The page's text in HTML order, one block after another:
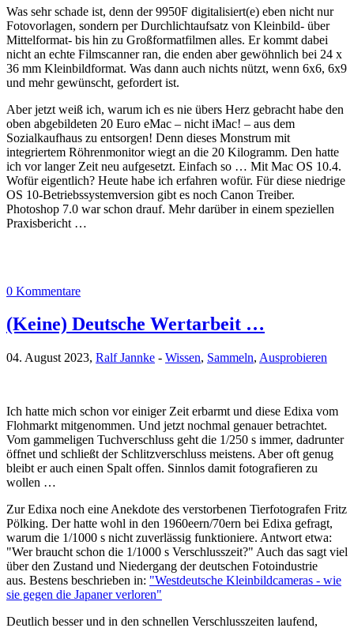
Was sehr schade ist, denn der 9950F digitalisiert(e) eben nicht nur
Fotovorlagen, sondern per Durchlichtaufsatz von Kleinbild- über
Mittelformat- bis hin zu Großformatfilmen alles. Er kommt dabei
nicht an echte Filmscanner ran, die enden aber gewöhnlich bei 24 x
36 mm Kleinbildformat. Was dann auch nichts nützt, wenn 6x6, 6x9
und mehr gewünscht, gefordert ist.
Aber jetzt weiß ich, warum ich es nie übers Herz gebracht habe den
oben abgebildeten 20 Euro eMac – nicht iMac! – aus dem
Sozialkaufhaus zu entsorgen! Denn dieses Monstrum mit
integriertem Röhrenmonitor wiegt an die 20 Kilogramm. Den hatte
ich vor langer Zeit neu aufgesetzt. Einfach so … Mit Mac OS 10.4.
Wofür eigentlich? Heute habe ich erfahren wofür. Für diese niedrige
OS 10-Betriebssystemversion gibt es noch Canon Treiber.
Photoshop 7.0 war schon drauf. Mehr darüber in einem speziellen
Praxisbericht …
0 Kommentare
(Keine) Deutsche Wertarbeit …
04. August 2023, Ralf Jannke - Wissen, Sammeln, Ausprobieren
Ich hatte mich schon vor einiger Zeit erbarmt und diese Edixa vom
Flohmarkt mitgenommen. Und jetzt nochmal genauer betrachtet.
Vom gammeligen Tuchverschluss geht die 1/250 s immer, dadrunter
öffnet und schließt der Schlitzverschluss meistens. Aber oft genug
bleibt er auch einen Spalt offen. Sinnlos damit fotografieren zu
wollen …
Zur Edixa noch eine Anekdote des verstorbenen Tierfotografen Fritz
Pölking. Der hatte wohl in den 1960eern/70ern bei Edixa gefragt,
warum die 1/1000 s nicht zuverlässig funktioniere. Antwort etwa:
"Wer braucht schon die 1/1000 s Verschlusszeit?" Auch das sagt viel
über den Zustand und Niedergang der deutschen Fotoindustrie
aus. Bestens beschrieben in: "Westdeutsche Kleinbildcameras - wie
sie gegen die Japaner verloren"
Deutlich besser und in den schnellen Verschlusszeiten laufend,